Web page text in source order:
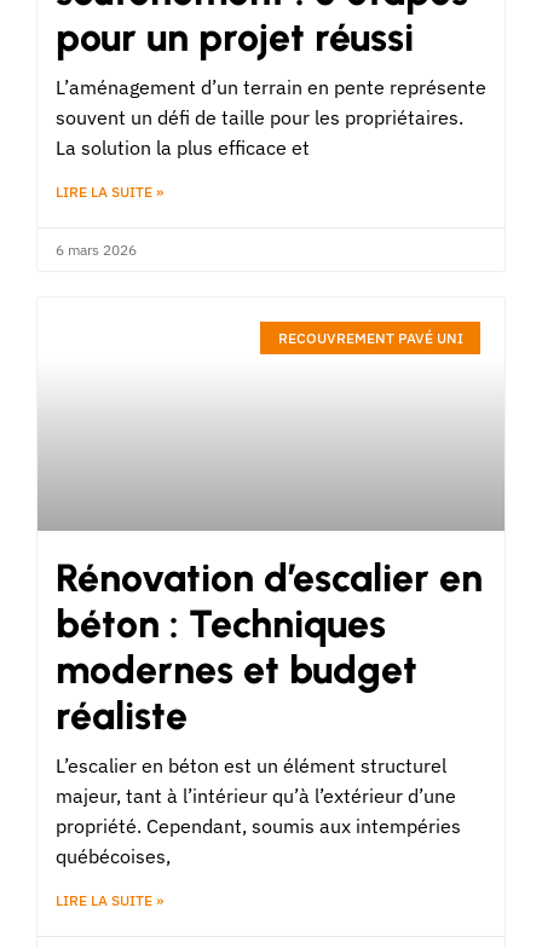
pour un projet réussi
L’aménagement d’un terrain en pente représente
souvent un défi de taille pour les propriétaires.
La solution la plus efficace et
LIRE LA SUITE »
6 mars 2026
RECOUVREMENT PAVÉ UNI
Rénovation d’escalier en
béton : Techniques
modernes et budget
réaliste
L’escalier en béton est un élément structurel
majeur, tant à l’intérieur qu’à l’extérieur d’une
propriété. Cependant, soumis aux intempéries
québécoises,
LIRE LA SUITE »